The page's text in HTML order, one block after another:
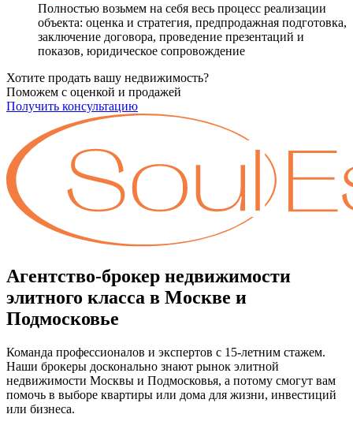
Полностью возьмем на себя весь процесс реализации
объекта: оценка и стратегия, предпродажная подготовка,
заключение договора, проведение презентаций и
показов, юридическое сопровождение
Хотите продать вашу недвижимость?
Поможем с оценкой и продажей
Получить консультацию
Агентство-брокер недвижимости
элитного класса в Москве и
Подмосковье
Команда профессионалов и экспертов с 15-летним стажем.
Наши брокеры досконально знают рынок элитной
недвижимости Москвы и Подмосковья, а потому смогут вам
помочь в выборе квартиры или дома для жизни, инвестиций
или бизнеса.